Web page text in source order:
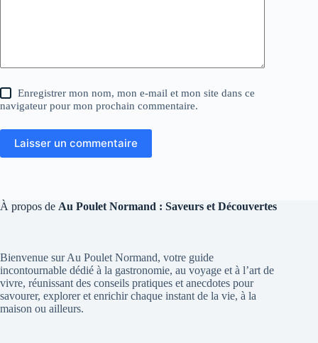
Enregistrer mon nom, mon e-mail et mon site dans ce
navigateur pour mon prochain commentaire.
Laisser un commentaire
À propos de Au Poulet Normand : Saveurs et Découvertes
Bienvenue sur Au Poulet Normand, votre guide
incontournable dédié à la gastronomie, au voyage et à l’art de
vivre, réunissant des conseils pratiques et anecdotes pour
savourer, explorer et enrichir chaque instant de la vie, à la
maison ou ailleurs.